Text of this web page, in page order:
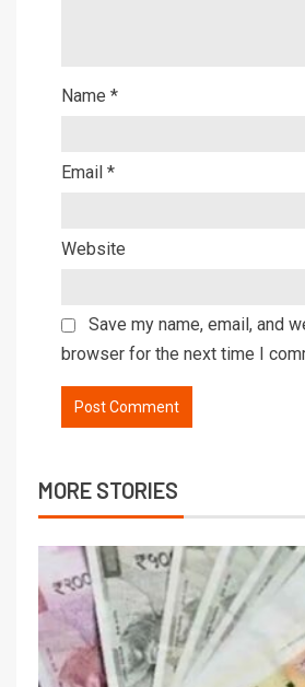
Name *
Email *
Website
Save my name, email, and
browser for the next time I
MORE STORIES